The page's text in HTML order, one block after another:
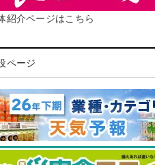
紹介ページはこちら
ページ